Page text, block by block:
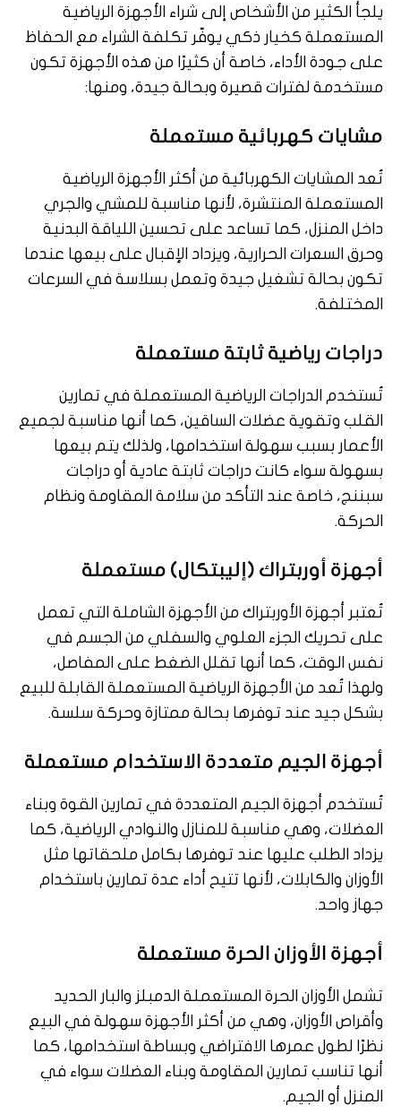
يلجأ الكثير من الأشخاص إلى شراء الأجهزة الرياضية
المستعملة كخيار ذكي يوفّر تكلفة الشراء مع الحفاظ
على جودة الأداء، خاصة أن كثيرًا من هذه الأجهزة تكون
مستخدمة لفترات قصيرة وبحالة جيدة، ومنها:
مشايات كهربائية مستعملة
تُعد المشايات الكهربائية من أكثر الأجهزة الرياضية
المستعملة المنتشرة، لأنها مناسبة للمشي والجري
داخل المنزل، كما تساعد على تحسين اللياقة البدنية
وحرق السعرات الحرارية، ويزداد الإقبال على بيعها عندما
تكون بحالة تشغيل جيدة وتعمل بسلاسة في السرعات
المختلفة.
دراجات رياضية ثابتة مستعملة
تُستخدم الدراجات الرياضية المستعملة في تمارين
القلب وتقوية عضلات الساقين، كما أنها مناسبة لجميع
الأعمار بسبب سهولة استخدامها، ولذلك يتم بيعها
بسهولة سواء كانت دراجات ثابتة عادية أو دراجات
سبننج، خاصة عند التأكد من سلامة المقاومة ونظام
الحركة.
أجهزة أوربتراك (إليبتكال) مستعملة
تُعتبر أجهزة الأوربتراك من الأجهزة الشاملة التي تعمل
على تحريك الجزء العلوي والسفلي من الجسم في
نفس الوقت، كما أنها تقلل الضغط على المفاصل،
ولهذا تُعد من الأجهزة الرياضية المستعملة القابلة للبيع
بشكل جيد عند توفرها بحالة ممتازة وحركة سلسة.
أجهزة الجيم متعددة الاستخدام مستعملة
تُستخدم أجهزة الجيم المتعددة في تمارين القوة وبناء
العضلات، وهي مناسبة للمنازل والنوادي الرياضية، كما
يزداد الطلب عليها عند توفرها بكامل ملحقاتها مثل
الأوزان والكابلات، لأنها تتيح أداء عدة تمارين باستخدام
جهاز واحد.
أجهزة الأوزان الحرة مستعملة
تشمل الأوزان الحرة المستعملة الدمبلز والبار الحديد
وأقراص الأوزان، وهي من أكثر الأجهزة سهولة في البيع
نظرًا لطول عمرها الافتراضي وبساطة استخدامها، كما
أنها تناسب تمارين المقاومة وبناء العضلات سواء في
المنزل أو الجيم.